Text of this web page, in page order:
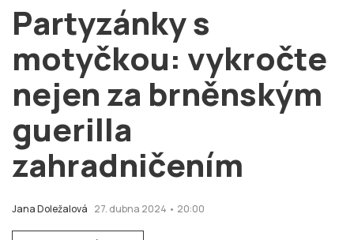
# Brno
# volby
login PŘIHLÁSIT SE
Zapomněli jste heslo?
Založit nový účet
Partyzánky s
motyčkou: vykročte
nejen za brněnským
guerilla
zahradničením
Jana Doležalová 27. dubna 2024 • 20:00